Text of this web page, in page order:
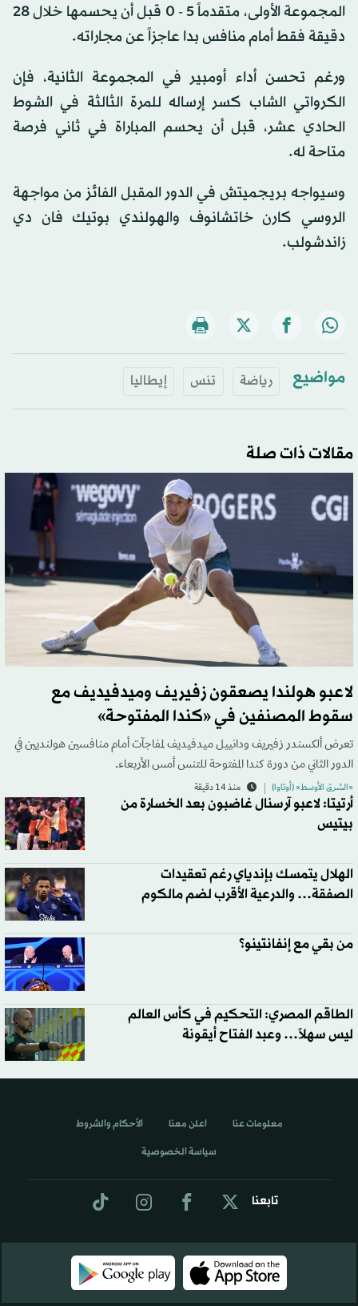
المجموعة الأولى، متقدماً 5 - 0 قبل أن يحسمها خلال 28
دقيقة فقط أمام منافس بدا عاجزاً عن مجاراته.
ورغم تحسن أداء أومبير في المجموعة الثانية، فإن
الكرواتي الشاب كسر إرساله للمرة الثالثة في الشوط
الحادي عشر، قبل أن يحسم المباراة في ثاني فرصة
متاحة له.
وسيواجه بريجميتش في الدور المقبل الفائز من مواجهة
الروسي كارن خاتشانوف والهولندي بوتيك فان دي
زاندشولب.
مواضيع رياضة تنس إيطاليا
مقالات ذات صلة
لاعبو هولندا يصعقون زفيريف وميدفيديف مع
سقوط المصنفين في «كندا المفتوحة»
تعرض ألكسندر زفيريف ودانييل ميدفيديف لمفاجآت أمام منافسين هولنديين في
الدور الثاني من دورة ​كندا المفتوحة للتنس أمس الأربعاء.
«الشرق الأوسط» (أوتاوا) منذ 14 دقيقة
أرتيتا: لاعبو آرسنال غاضبون بعد الخسارة من
بيتيس
الهلال يتمسك بإندياي رغم تعقيدات
الصفقة… والدرعية الأقرب لضم مالكوم
من بقي مع إنفانتينو؟
الطاقم المصري: التحكيم في كأس العالم
ليس سهلاً… وعبد الفتاح أيقونة
تابعنا
معلومات عنا اعلن معنا الأحكام والشروط
سياسة الخصوصية